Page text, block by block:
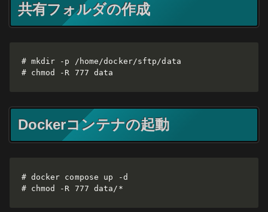
共有フォルダの作成
# mkdir -p /home/docker/sftp/data
# chmod -R 777 data
Dockerコンテナの起動
# docker compose up -d
# chmod -R 777 data/*